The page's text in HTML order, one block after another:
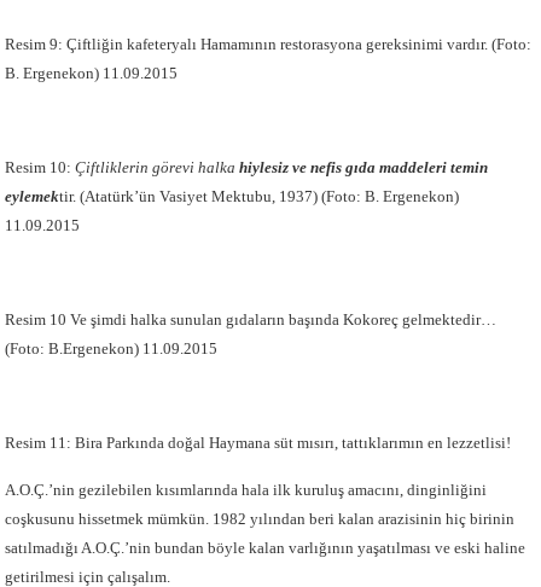
Resim 9: Çiftliğin kafeteryalı Hamamının restorasyona gereksinimi vardır. (Foto:
B. Ergenekon) 11.09.2015
Resim 10:Çiftliklerin görevi halkahiylesiz ve nefis gıda maddeleri temin
eylemektir. (Atatürk’ün Vasiyet Mektubu, 1937) (Foto: B. Ergenekon)
11.09.2015
Resim 10 Ve şimdi halka sunulan gıdaların başında Kokoreç gelmektedir…
(Foto: B.Ergenekon) 11.09.2015
Resim 11: Bira Parkında doğal Haymana süt mısırı, tattıklarımın en lezzetlisi!
A.O.Ç.’nin gezilebilen kısımlarında hala ilk kuruluş amacını, dinginliğini
coşkusunu hissetmek mümkün. 1982 yılından beri kalan arazisinin hiç birinin
satılmadığı A.O.Ç.’nin bundan böyle kalan varlığının yaşatılması ve eski haline
getirilmesi için çalışalım.